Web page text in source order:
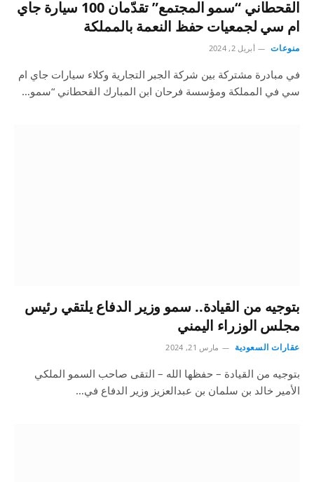
القحطاني “سمو المجتمع” تقدّمان 100 سيارة جاي
ام سي لجمعيات حفظ النعمة بالمملكة
منوعات أبريل 2, 2024
في مبادرة مشتركة بين شركة الجبر التجارية وكلاء سيارات جاي ام
سي في المملكة ومؤسسة فرحان ابن المبارك القحطاني “سمو…
بتوجيه من القيادة.. سمو وزير الدفاع يلتقي رئيس
مجلس الوزراء اليمني
عقارات السعودية مارس 21, 2024
بتوجيه من القيادة – حفظها الله – التقى صاحب السمو الملكي
الأمير خالد بن سلمان بن عبدالعزيز وزير الدفاع في…